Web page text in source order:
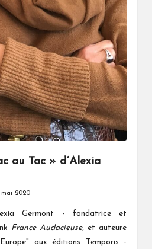
au Tac » d’Alexia
mai 2020
Germont - fondatrice et
France Audacieuse, et auteure
aux éditions Temporis -